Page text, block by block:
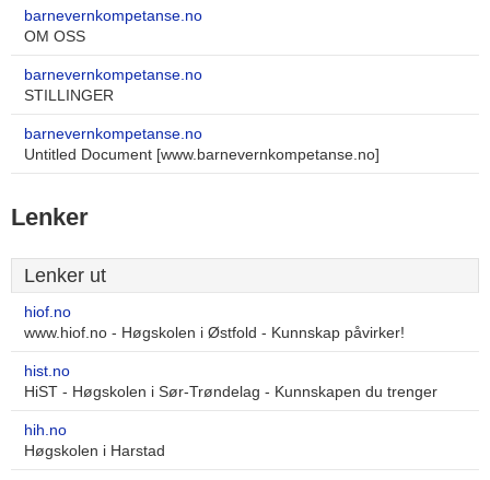
barnevernkompetanse.no
OM OSS
barnevernkompetanse.no
STILLINGER
barnevernkompetanse.no
Untitled Document [www.barnevernkompetanse.no]
Lenker
Lenker ut
hiof.no
www.hiof.no - Høgskolen i Østfold - Kunnskap påvirker!
hist.no
HiST - Høgskolen i Sør-Trøndelag - Kunnskapen du trenger
hih.no
Høgskolen i Harstad